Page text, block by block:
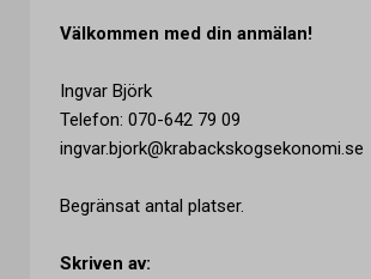
Välkommen med din anmälan!
Ingvar Björk
Telefon: 070-642 79 09
ingvar.bjork@krabackskogsekonomi.se
Begränsat antal platser.
Skriven av: